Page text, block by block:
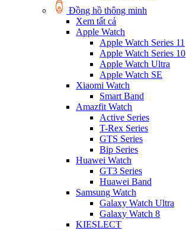
Đồng hồ thông minh
Xem tất cả
Apple Watch
Apple Watch Series 11
Apple Watch Series 10
Apple Watch Ultra
Apple Watch SE
Xiaomi Watch
Smart Band
Amazfit Watch
Active Series
T-Rex Series
GTS Series
Bip Series
Huawei Watch
GT3 Series
Huawei Band
Samsung Watch
Galaxy Watch Ultra
Galaxy Watch 8
KIESLECT